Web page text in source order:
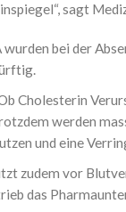
sagt
wurden bei der
Cholesterin
werden
und eine
zudem vor
das